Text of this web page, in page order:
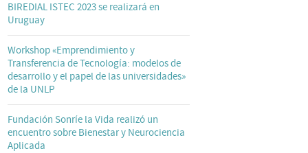
BIREDIAL ISTEC 2023 se realizará en
Uruguay
Workshop «Emprendimiento y
Transferencia de Tecnología: modelos de
desarrollo y el papel de las universidades»
de la UNLP
Fundación Sonríe la Vida realizó un
encuentro sobre Bienestar y Neurociencia
Aplicada